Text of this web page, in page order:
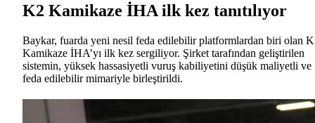
K2 Kamikaze İHA ilk kez tanıtılıyor
Baykar, fuarda yeni nesil feda edilebilir platformlardan biri olan
Kamikaze İHA’yı ilk kez sergiliyor. Şirket tarafından geliştirilen
sistemin, yüksek hassasiyetli vuruş kabiliyetini düşük maliyetli ve
feda edilebilir mimariyle birleştirildi.